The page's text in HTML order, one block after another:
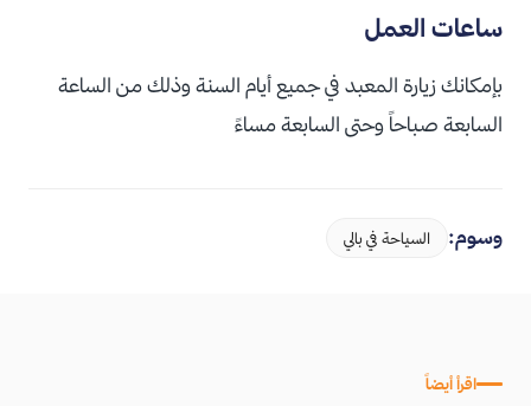
ساعات العمل
بإمكانك زيارة المعبد في جميع أيام السنة وذلك من الساعة
السابعة صباحاً وحتى السابعة مساءً
وسوم: السياحة في بالي
اقرأ أيضاً